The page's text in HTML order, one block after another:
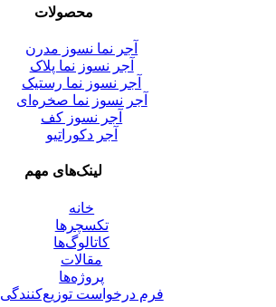
محصولات
آجر نما نسوز مدرن
آجر نسوز نما پلاک
آجر نسوز نما رستیک
آجر نسوز نما صخره‌ای
آجر نسوز کف
آجر دکوراتیو
لینک‌های مهم
خانه
تکسچرها
کاتالوگ‌ها
مقالات
پروژه‌ها
فرم درخواست توزیع‌کنندگی